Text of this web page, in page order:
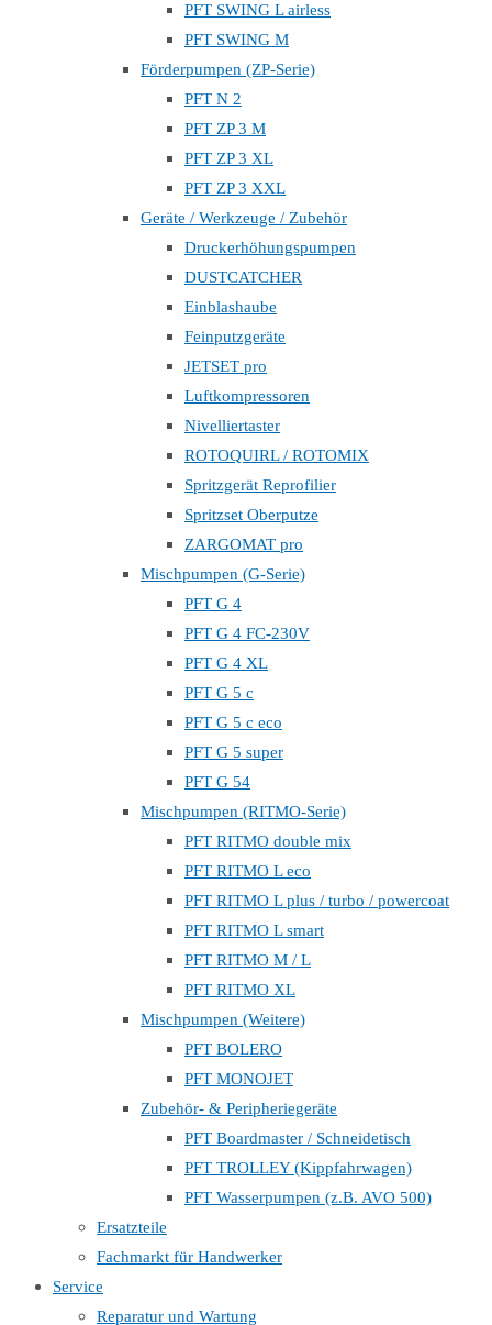
PFT SWING L airless
PFT SWING M
Förderpumpen (ZP-Serie)
PFT N 2
PFT ZP 3 M
PFT ZP 3 XL
PFT ZP 3 XXL
Geräte / Werkzeuge / Zubehör
Druckerhöhungspumpen
DUSTCATCHER
Einblashaube
Feinputzgeräte
JETSET pro
Luftkompressoren
Nivelliertaster
ROTOQUIRL / ROTOMIX
Spritzgerät Reprofilier
Spritzset Oberputze
ZARGOMAT pro
Mischpumpen (G-Serie)
PFT G 4
PFT G 4 FC-230V
PFT G 4 XL
PFT G 5 c
PFT G 5 c eco
PFT G 5 super
PFT G 54
Mischpumpen (RITMO-Serie)
PFT RITMO double mix
PFT RITMO L eco
PFT RITMO L plus / turbo / powercoat
PFT RITMO L smart
PFT RITMO M / L
PFT RITMO XL
Mischpumpen (Weitere)
PFT BOLERO
PFT MONOJET
Zubehör- & Peripheriegeräte
PFT Boardmaster / Schneidetisch
PFT TROLLEY (Kippfahrwagen)
PFT Wasserpumpen (z.B. AVO 500)
Ersatzteile
Fachmarkt für Handwerker
Service
Reparatur und Wartung